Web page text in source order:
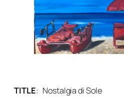
TITLE: Nostalgia di Sole